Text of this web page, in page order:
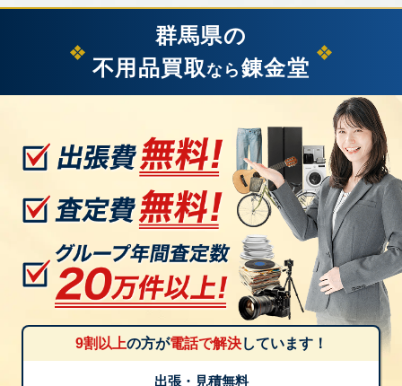
群馬県の
不用品買取なら 錬金堂
9割以上の方が電話で解決しています！
出張・見積無料